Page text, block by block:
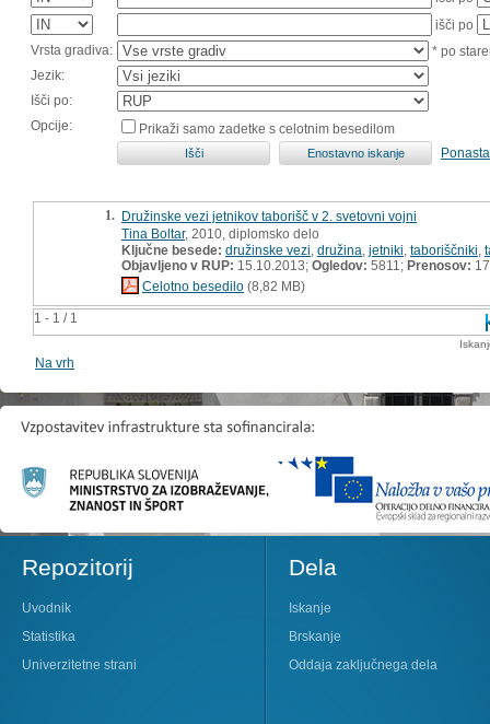
išči po
Vrsta gradiva:
* po
Jezik:
Išči po:
Opcije:
Prikaži samo zadetke s celotnim besedilom
1 - 1 / 1
1. Družinske vezi jetnikov taborišč v 2. svetovni vojni
Tina Boltar, 2010, diplomsko delo
Ključne besede: družinske vezi družina jetniki taboriščniki
Objavljeno v RUP: 15.10.2013; Ogledov: 5811; Prenosov:
Celotno besedilo (8,82 MB)
Na vrh
Repozitorij
Uvodnik
Statistika
Univerzitetne strani
Dela
Iskanje
Brskanje
Oddaja zaključnega dela